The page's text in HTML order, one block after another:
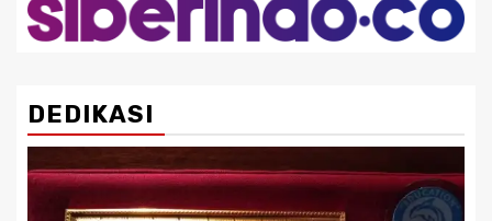
DEDIKASI